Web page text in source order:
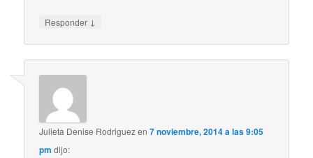
Responder ↓
Julieta Denise Rodriguezen7 noviembre, 2014 a las 9:05
pm dijo: